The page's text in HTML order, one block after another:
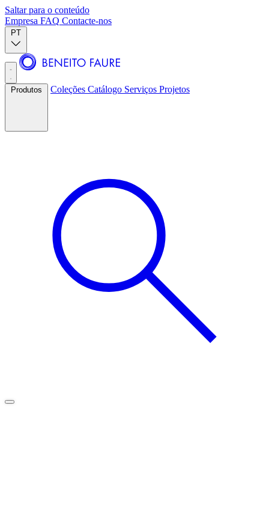
Saltar para o conteúdo
Empresa FAQ Contacte-nos
PT
Produtos Coleções Catálogo Serviços Projetos